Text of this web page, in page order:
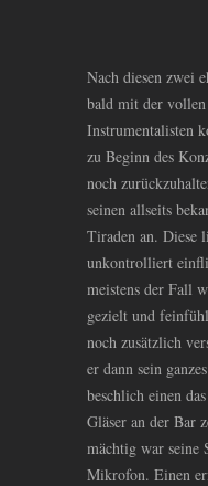
Nach diesen zwei
bald mit der
Instrumentalisten
zu Beginn des
noch
seinen allseits
Tiraden an. Diese
unkontrolliert
meistens der Fall
gezielt und
noch zusätzlich
er dann sein
beschlich einen
Gläser an der Bar
mächtig war seine
Mikrofon. Einen